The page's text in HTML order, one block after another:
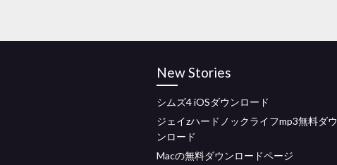
New Stories
シムズ4 iOSダウンロード
ジェイzハードノックライフmp3無料ダウ
ンロード
Macの無料ダウンロードページ